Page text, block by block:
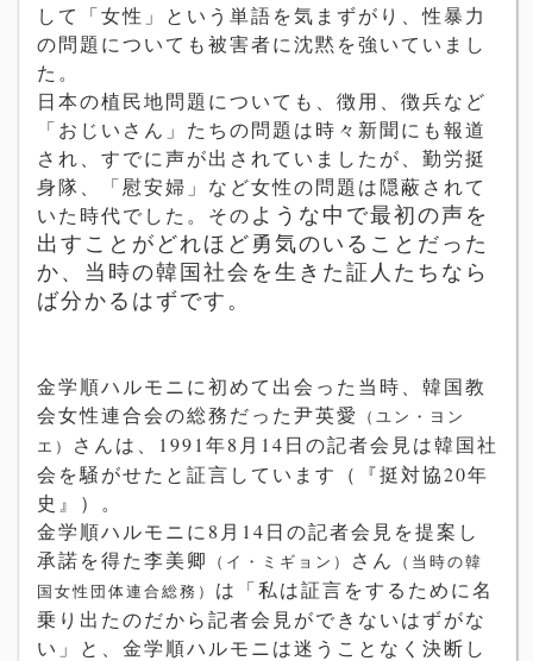
して「女性」という単語を気まずがり、性暴力
の問題についても被害者に沈黙を強いていまし
た。
日本の植民地問題についても、徴用、徴兵など
「おじいさん」たちの問題は時々新聞にも報道
され、すでに声が出されていましたが、勤労挺
身隊、「慰安婦」など女性の問題は隠蔽されて
いた時代でした。そのような中で最初の声を
出すことがどれほど勇気のいることだった
か、当時の韓国社会を生きた証人たちなら
ば分かるはずです。
金学順ハルモニに初めて出会った当時、韓国教
会女性連合会の総務だった尹英愛
（ユン・ヨン
エ）
さんは、1991年8月14日の記者会見は韓国社
会を騒がせたと証言しています（『挺対協20年
史』）。
金学順ハルモニに8月14日の記者会見を提案し
承諾を得た李美卿
（イ・ミギョン） さん
（当時の韓
国女性団体連合総務） は「私は証言をするために名
乗り出たのだから記者会見ができないはずがな
い」と、金学順ハルモニは迷うことなく決断し